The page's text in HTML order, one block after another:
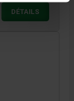
DÉTAILS